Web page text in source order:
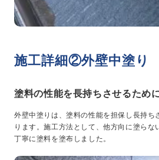
施工詳細②外壁中塗り
塗料の性能を長持ちさせるため
外壁中塗りは、塗料の性能を担保し長持ち
ります。施工方法として、他方向に塗らな
丁寧に塗料を塗布しました。